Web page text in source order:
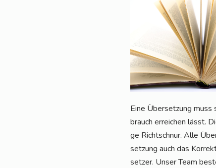
Eine Über­set­zung muss
brauch errei­chen lässt.
ge Richt­schnur. Alle
set­zung auch das
set­zer. Unser Team